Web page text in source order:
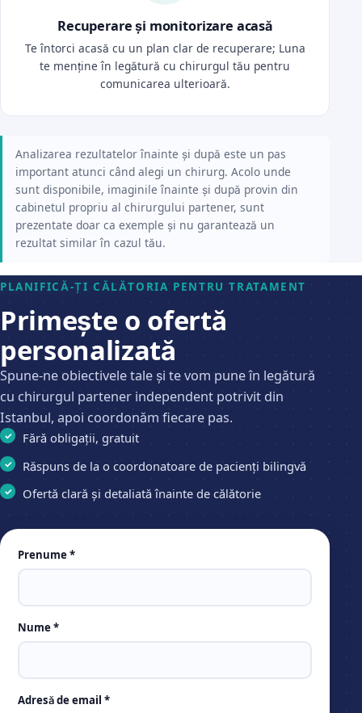
Recuperare și monitorizare acasă
Te întorci acasă cu un plan clar de recuperare; Luna
te menține în legătură cu chirurgul tău pentru
comunicarea ulterioară.
Analizarea rezultatelor înainte și după este un pas
important atunci când alegi un chirurg. Acolo unde
sunt disponibile, imaginile înainte și după provin din
cabinetul propriu al chirurgului partener, sunt
prezentate doar ca exemple și nu garantează un
rezultat similar în cazul tău.
PLANIFICĂ-ȚI CĂLĂTORIA PENTRU TRATAMENT
Primește o ofertă
personalizată
Spune-ne obiectivele tale și te vom pune în legătură
cu chirurgul partener independent potrivit din
Istanbul, apoi coordonăm fiecare pas.
Fără obligații, gratuit
Răspuns de la o coordonatoare de pacienți bilingvă
Ofertă clară și detaliată înainte de călătorie
Leave
this
field
empty
Prenume *
Nume *
Adresă de email *